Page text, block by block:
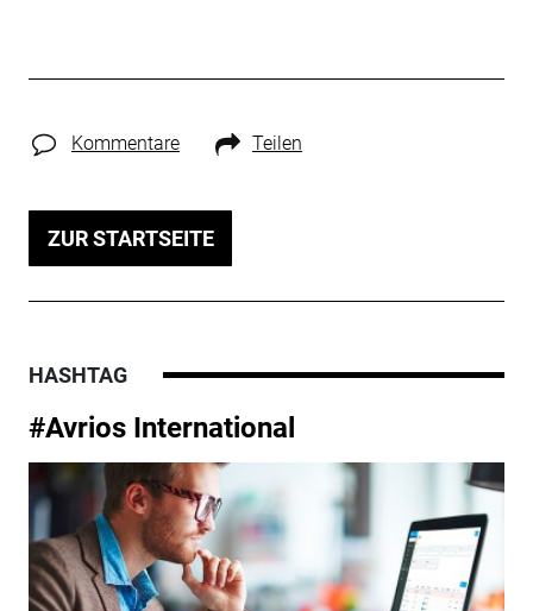
Kommentare Teilen
ZUR STARTSEITE
HASHTAG
#Avrios International